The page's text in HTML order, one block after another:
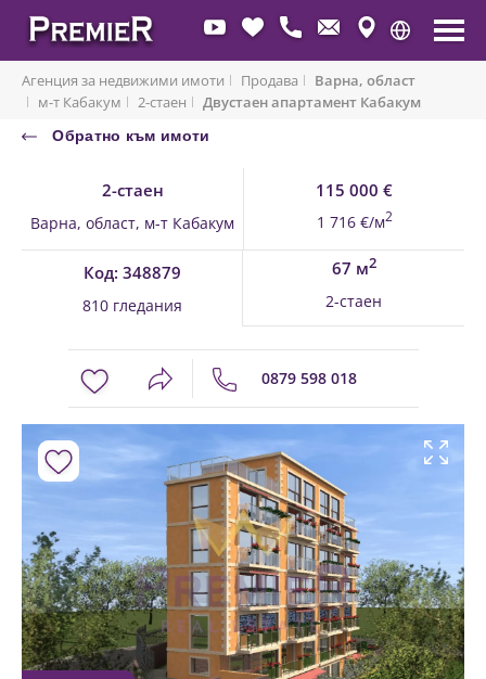
Агенция за недвижими имоти Продава
Варна, област
м-т Кабакум
2-стаен Двустаен апартамент Кабакум
Обратно към имоти
2-стаен
Варна, област, м-т Кабакум
115 000 €
1 716 €/м2
67 м2
2-стаен
Код: 348879
810 гледания
0879 598 018